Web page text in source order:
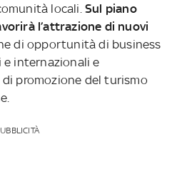
locali. Sul piano
l’attrazione di nuovi
di opportunità di business
internazionali e
promozione del turismo